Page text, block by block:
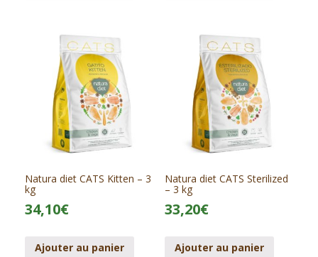
Natura diet CATS Kitten – 3
kg
34,10€
Ajouter au panier
Natura diet CATS Sterilized
– 3 kg
33,20€
Ajouter au panier